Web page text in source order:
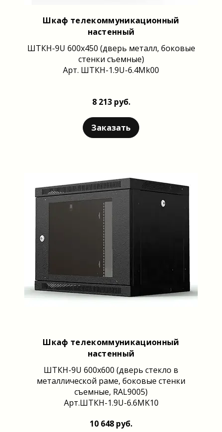
Шкаф телекоммуникационный
настенный
ШТКН-9U 600x450 (дверь металл, боковые
стенки съемные)
Арт. ШТКН-1.9U-6.4Mk00
8 213 руб.
Заказать
Шкаф телекоммуникационный
настенный
ШТКН-9U 600x600 (дверь стекло в
металлической раме, боковые стенки
съемные, RAL9005)
Арт.ШТКН-1.9U-6.6MK10
10 648 руб.